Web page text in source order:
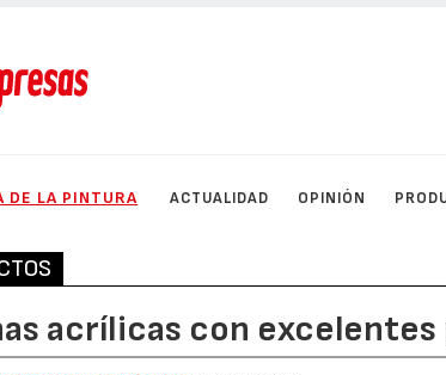
DE LA PINTURA ACTUALIDAD OPINIÓN
acrílicas con